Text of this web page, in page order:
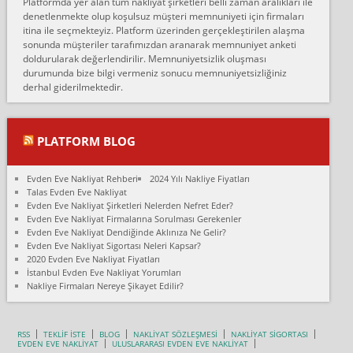
Ankara Alicanlar naklyat tel 5465524025. 2600 TL'ye ankaradan
Konya ya Alicanlar naklyat la anlaştık bu şahıs evin taşınacağı gün
fiyatın mazoto gele...
Fatih kokmese:
Diyarbakır dan eşyamı getirtmek için anlaştım sözleşme yaptım.
Son anda fiyat artırdılar.. mecburiyetten tasittim.. bu kişiler ağrılı
Ali:
olduk. Asansörlü dediler sonra uraya asansör kurulmaz dediler
fark istediler. ortada asa...
Nimet:
Ben 2021 Ağustos ilk haftası Evimi taşıdım yani İstanbul'un bir
Mahallesi'nden bir başka Mahallesi'ne yani Ümraniye bölgesinde
oturuyorum önceleri ara...
Nimet Köse:
Hancıoğlu naklyatla taşındım...
denetlenmekte olup koşulsuz müşteri memnuniyeti için firmaları
itina ile seçmekteyiz. Platform üzerinden gerçekleştirilen alaşma
sonunda müşteriler tarafımızdan aranarak memnuniyet anketi
doldurularak değerlendirilir. Memnuniyetsizlik oluşması
durumunda bize bilgi vermeniz sonucu memnuniyetsizliğiniz
derhal giderilmektedir.
PLATFORM BLOG
Evden Eve Nakliyat Rehberi
2024 Yılı Nakliye Fiyatları
Talas Evden Eve Nakliyat
Evden Eve Nakliyat Şirketleri Nelerden Nefret Eder?
Evden Eve Nakliyat Firmalarına Sorulması Gerekenler
Evden Eve Nakliyat Dendiğinde Aklınıza Ne Gelir?
Evden Eve Nakliyat Sigortası Neleri Kapsar?
2020 Evden Eve Nakliyat Fiyatları
İstanbul Evden Eve Nakliyat Yorumları
Nakliye Firmaları Nereye Şikayet Edilir?
RSS TEKLİF İSTE BLOG NAKLİYAT SÖZLEŞMESİ
NAKLİYAT SİGORTASI
EVDEN EVE NAKLİYAT
ULUSLARARASI EVDEN EVE NAKLİYAT